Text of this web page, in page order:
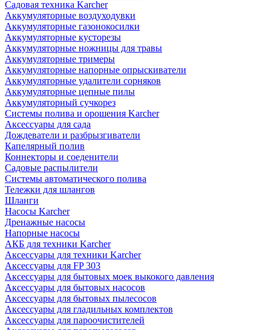
Садовая техника Karcher
Аккумуляторные воздуходувки
Аккумуляторные газонокосилки
Аккумуляторные кусторезы
Аккумуляторные ножницы для травы
Аккумуляторные тримеры
Аккумуляторные напорные опрыскиватели
Аккумуляторные удалители сорняков
Аккумуляторные цепные пилы
Аккумуляторный сучкорез
Системы полива и орошения Karcher
Аксессуары для сада
Дождеватели и разбрызгиватели
Капелярный полив
Коннекторы и соеденители
Садовые распылители
Системы автоматического полива
Тележки для шлангов
Шланги
Насосы Karcher
Дренажные насосы
Напорные насосы
АКБ для техники Karcher
Аксессуары для техники Karcher
Аксессуары для FP 303
Аксессуары для бытовых моек выкокого давления
Аксессуары для бытовых насосов
Аксессуары для бытовых пылесосов
Аксессуары для гладильных комплектов
Аксессуары для пароочистителей